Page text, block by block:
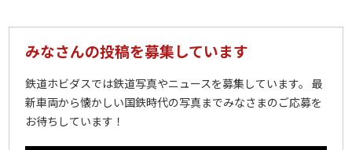
みなさんの投稿を募集しています
鉄道ホビダスでは鉄道写真やニュースを募集しています。 最
新車両から懐かしい国鉄時代の写真までみなさまのご応募を
お待ちしています！